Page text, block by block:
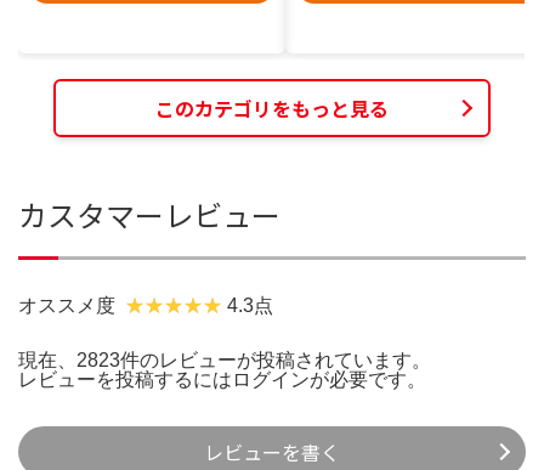
このカテゴリをもっと見る
カスタマーレビュー
オススメ度 4.3点
現在、2823件のレビューが投稿されています。
レビューを投稿するには ログインが必要です。
レビューを書く